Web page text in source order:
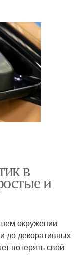
в
и
окружении
до декоративных
потерять свой